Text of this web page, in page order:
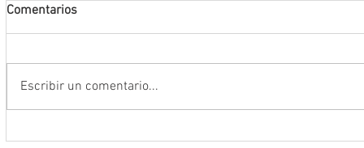
Comentarios
Escribir un comentario...